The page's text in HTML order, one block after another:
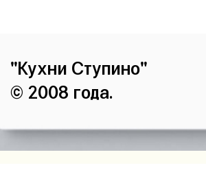
"Кухни Ступино"
© 2008 года.